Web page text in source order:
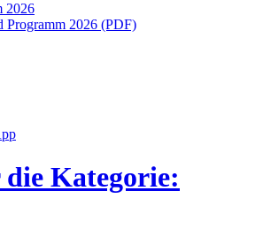
2026
Programm 2026 (PDF)
Kategorie: